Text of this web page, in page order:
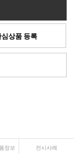
심상품 등록
정보 전시사례